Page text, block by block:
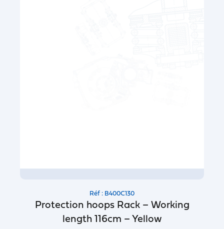
Réf : B400C130
Protection hoops Rack – Working
length 116cm – Yellow